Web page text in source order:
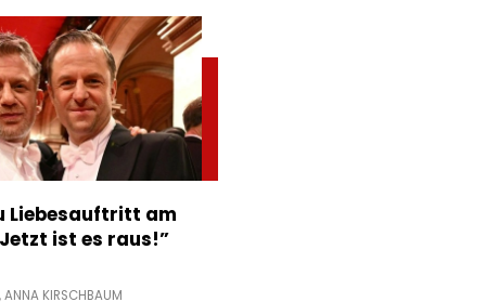
Liebesauftritt am
ist es raus!”
ANNA KIRSCHBAUM